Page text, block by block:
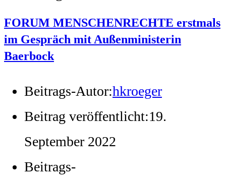
FORUM MENSCHENRECHTE erstmals
im Gespräch mit Außenministerin
Baerbock
Beitrags-Autor:hkroeger
Beitrag veröffentlicht:19.
September 2022
Beitrags-